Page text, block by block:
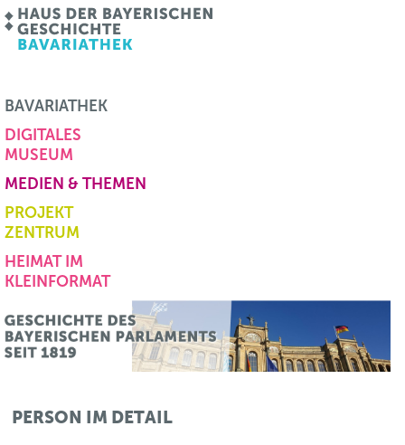
BAVARIATHEK
DIGITALES
MUSEUM
MEDIEN & THEMEN
PROJEKT
ZENTRUM
HEIMAT IM
KLEINFORMAT
PERSON IM DETAIL